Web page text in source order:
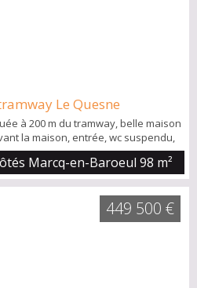
Le Quesne
à 200 m du tramway, belle maison
la maison, entrée, wc suspendu,
de 19 m², au 1er : grande salle de
chambre et bureau (possible
pour stockage.
Marcq-en-Baroeul 98 m²
449 500 €